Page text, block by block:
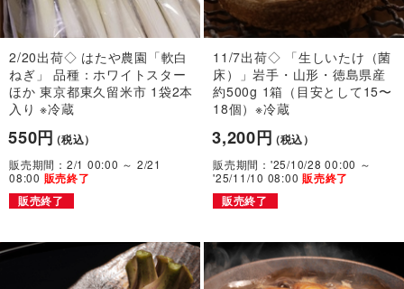
2/20出荷◇ はたや農園「軟白
ねぎ」 品種：ホワイトスター
ほか 東京都東久留米市 1袋2本
入り ※冷蔵
550円（税込）
販売期間：2/1 00:00 ～ 2/21
08:00 販売終了
販売終了
11/7出荷◇ 「生しいたけ（菌
床）」岩手・山形・徳島県産
約500g 1箱（目安として15〜
18個）※冷蔵
3,200円（税込）
販売期間：'25/10/28 00:00 ～
'25/11/10 08:00販売終了
販売終了